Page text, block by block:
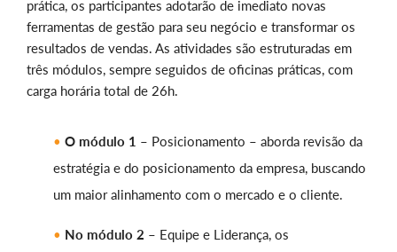
prática, os participantes adotarão de imediato novas
ferramentas de gestão para seu negócio e transformar os
resultados de vendas. As atividades são estruturadas em
três módulos, sempre seguidos de oficinas práticas, com
carga horária total de 26h.
O módulo 1 – Posicionamento – aborda revisão da
estratégia e do posicionamento da empresa, buscando
um maior alinhamento com o mercado e o cliente.
No módulo 2 – Equipe e Liderança, os